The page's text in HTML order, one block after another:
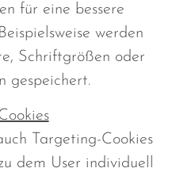
für eine bessere
werden
Schriftgrößen oder
gespeichert.
Targeting-Cookies
dem User individuell